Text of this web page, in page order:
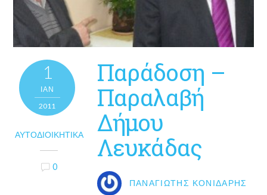
1
ΙΑΝ
2011
ΑΥΤΟΔΙΟΙΚΗΤΙΚΆ
0
Παράδοση –
Παραλαβή
Δήμου
Λευκάδας
ΠΑΝΑΓΙΏΤΗΣ ΚΟΝΙΔΆΡΗΣ